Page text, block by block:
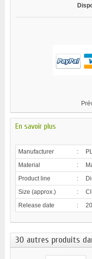
En savoir plus
Manufacturer :
Material
:
Product line
:
Size (approx.)
:
Release date
:
30 autres produits